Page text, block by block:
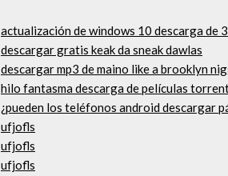
actualización de windows 10 descarga de
descargar gratis keak da sneak dawlas
descargar mp3 de maino like a brooklyn
hilo fantasma descarga de películas
¿pueden los teléfonos android descargar
ufjofls
ufjofls
ufjofls